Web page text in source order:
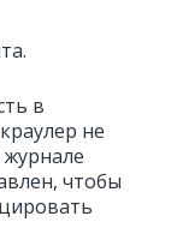
в
не
чтобы